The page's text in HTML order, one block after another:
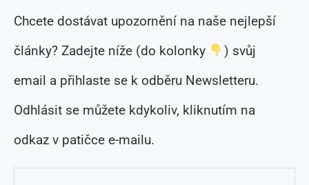
Chcete dostávat upozornění na naše nejlepší
články? Zadejte níže (do kolonky
) svůj
email a přihlaste se k odběru Newsletteru.
Odhlásit se můžete kdykoliv, kliknutím na
odkaz v patičce e-mailu.